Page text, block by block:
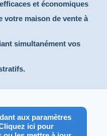
et économiques
votre maison de vente à
simultanément vos
aux paramètres
ici pour